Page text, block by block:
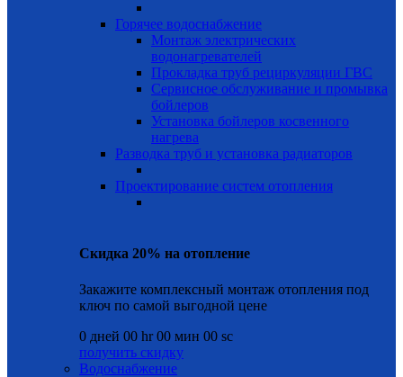
Горячее водоснабжение
Монтаж электрических
водонагревателей
Прокладка труб рециркуляции ГВС
Сервисное обслуживание и промывка
бойлеров
Установка бойлеров косвенного
нагрева
Разводка труб и установка радиаторов
Проектирование систем отопления
Скидка 20% на отопление
Закажите комплексный монтаж отопления под
ключ по самой выгодной цене
0 дней 00 hr00 мин 00 sc
получить скидку
Водоснабжение